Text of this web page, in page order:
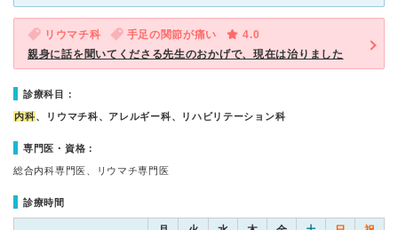
リウマチ科 手足の関節が痛い
4.0
親身に話を聞いてくださる先生のおかげで、現在は治りました
診療科目：
内科、リウマチ科、アレルギー科、リハビリテーション科
専門医・資格：
総合内科専門医、リウマチ専門医
診療時間